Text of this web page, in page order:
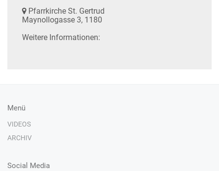
Pfarrkirche St. Gertrud
Maynollogasse 3, 1180
Weitere Informationen:
Menü
VIDEOS
ARCHIV
Social Media